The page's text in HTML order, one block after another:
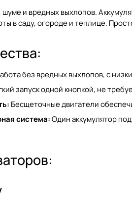
и вредных выхлопов.
в саду, огороде и теплице.
без вредных выхлопов, с
запуск одной кнопкой, не
Бесщеточные двигатели
система:Один аккумулятор